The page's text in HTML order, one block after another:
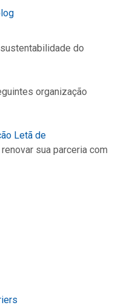
do
organização
Letã de
sua parceria com